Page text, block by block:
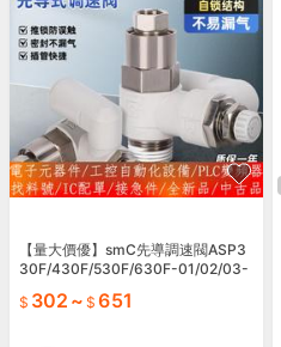
【量大價優】smC先導調速閥ASP3
30F/430F/530F/630F-01/02/03-
302 ~ 651